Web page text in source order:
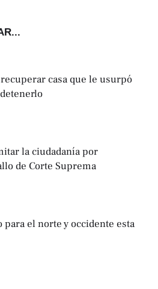
casa que le usurpó
la ciudadanía por
de Corte Suprema
el norte y occidente esta